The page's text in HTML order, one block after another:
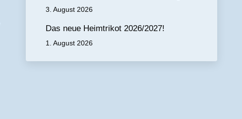
3. August 2026
Das neue Heimtrikot 2026/2027!
1. August 2026